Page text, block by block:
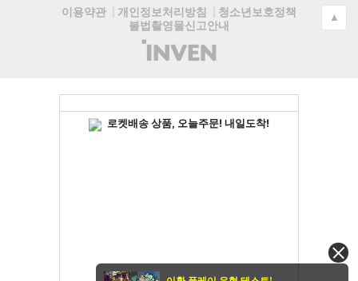
이용약관
개인정보처리방침
청소년보호정책
불법촬영물신고안내
(주)
인
▲